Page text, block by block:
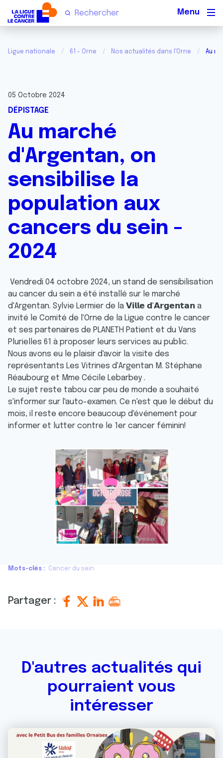
Ligue nationale 61 - Orne Nos actualités dans l'Orne Au
05 Octobre 2024
DÉPISTAGE
Au marché
d'Argentan, on
sensibilise la
population aux
cancers du sein -
2024
Vendredi 04 octobre 2024, un stand de sensibilisation
au cancer du sein a été installé sur le marché
d'Argentan. Sylvie Lermier de la 𝗩𝗶𝗹𝗹𝗲 𝗱'𝗔𝗿𝗴𝗲𝗻𝘁𝗮𝗻 a
invité le Comité de l'Orne de la Ligue contre le cancer
et ses partenaires de PLANETH Patient et du Vans
Plurielles 61 à proposer leurs services au public.
Nous avons eu le plaisir d'avoir la visite des
représentants Les Vitrines d'Argentan M. Stéphane
Réaubourg et Mme Cécile Lebarbey .
Le sujet reste tabou car peu de monde a souhaité
s'informer sur l'auto-examen. Ce n'est que le début du
mois, il reste encore beaucoup d'événement pour
informer et lutter contre le 1er cancer féminin!
Mots-clés Cancer du sein
Partager :
D'autres actualités qui
pourraient vous
intéresser